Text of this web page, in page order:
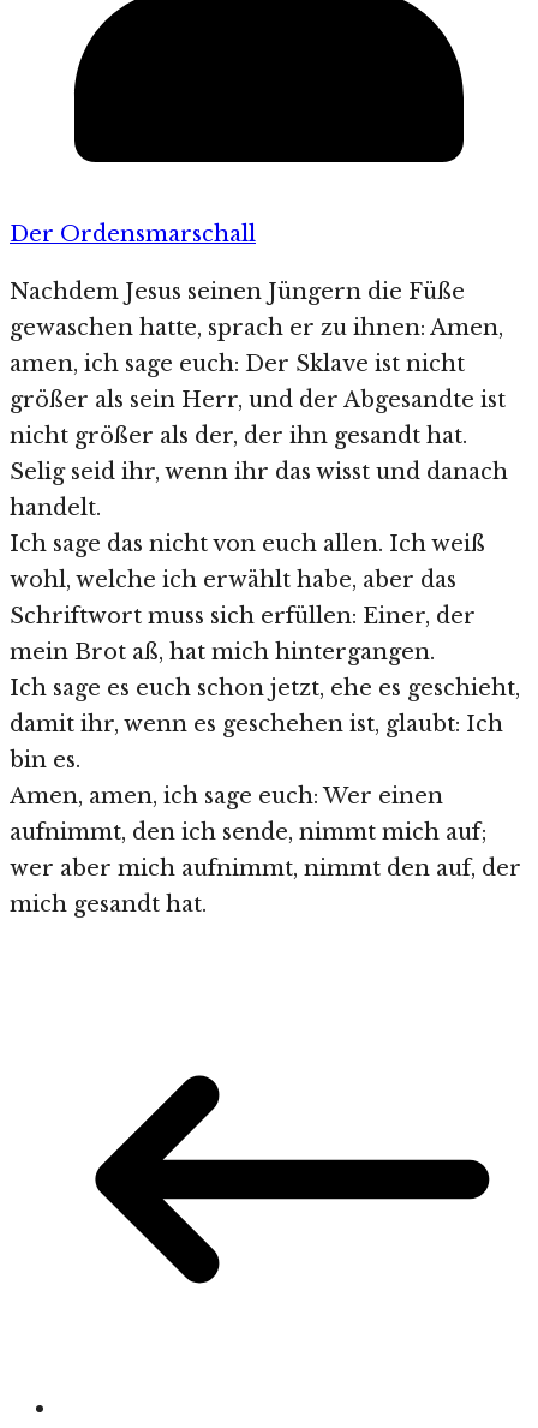
Der Ordensmarschall
Nachdem Jesus seinen Jüngern die Füße
gewaschen hatte, sprach er zu ihnen: Amen,
amen, ich sage euch: Der Sklave ist nicht
größer als sein Herr, und der Abgesandte ist
nicht größer als der, der ihn gesandt hat.
Selig seid ihr, wenn ihr das wisst und danach
handelt.
Ich sage das nicht von euch allen. Ich weiß
wohl, welche ich erwählt habe, aber das
Schriftwort muss sich erfüllen: Einer, der
mein Brot aß, hat mich hintergangen.
Ich sage es euch schon jetzt, ehe es geschieht,
damit ihr, wenn es geschehen ist, glaubt: Ich
bin es.
Amen, amen, ich sage euch: Wer einen
aufnimmt, den ich sende, nimmt mich auf;
wer aber mich aufnimmt, nimmt den auf, der
mich gesandt hat.